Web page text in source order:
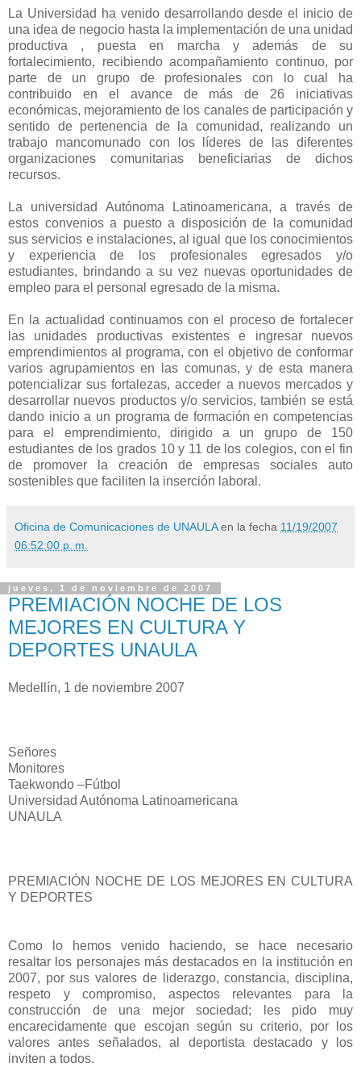
La Universidad ha venido desarrollando desde el inicio de
una idea de negocio hasta la implementación de una unidad
productiva , puesta en marcha y además de su
fortalecimiento, recibiendo acompañamiento continuo, por
parte de un grupo de profesionales con lo cual ha
contribuido en el avance de más de 26 iniciativas
económicas, mejoramiento de los canales de participación y
sentido de pertenencia de la comunidad, realizando un
trabajo mancomunado con los líderes de las diferentes
organizaciones comunitarias beneficiarias de dichos
recursos.
La universidad Autónoma Latinoamericana, a través de
estos convenios a puesto a disposición de la comunidad
sus servicios e instalaciones, al igual que los conocimientos
y experiencia de los profesionales egresados y/o
estudiantes, brindando a su vez nuevas oportunidades de
empleo para el personal egresado de la misma.
En la actualidad continuamos con el proceso de fortalecer
las unidades productivas existentes e ingresar nuevos
emprendimientos al programa, con el objetivo de conformar
varios agrupamientos en las comunas, y de esta manera
potencializar sus fortalezas, acceder a nuevos mercados y
desarrollar nuevos productos y/o servicios, también se está
dando inicio a un programa de formación en competencias
para el emprendimiento, dirigido a un grupo de 150
estudiantes de los grados 10 y 11 de los colegios, con el fin
de promover la creación de empresas sociales auto
sostenibles que faciliten la inserción laboral.
Oficina de Comunicaciones de UNAULA en la fecha 11/19/2007
06:52:00 p. m.
jueves, 1 de noviembre de 2007
PREMIACIÓN NOCHE DE LOS
MEJORES EN CULTURA Y
DEPORTES UNAULA
Medellín, 1 de noviembre 2007
Señores
Monitores
Taekwondo –Fútbol
Universidad Autónoma Latinoamericana
UNAULA
PREMIACIÓN NOCHE DE LOS MEJORES EN CULTURA
Y DEPORTES
Como lo hemos venido haciendo, se hace necesario
resaltar los personajes más destacados en la institución en
2007, por sus valores de liderazgo, constancia, disciplina,
respeto y compromiso, aspectos relevantes para la
construcción de una mejor sociedad; les pido muy
encarecidamente que escojan según su criterio, por los
valores antes señalados, al deportista destacado y los
inviten a todos.